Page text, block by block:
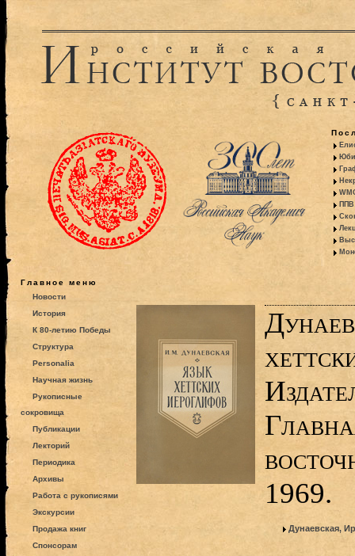
ППВ
Главное меню
Новости
История
К 80-летию Победы
Структура
Personalia
Научная жизнь
Рукописные
сокровища
Публикации
Лекторий
Периодика
Архивы
Работа с рукописями
Экскурсии
Продажа книг
Спонсорам
1969.
Дунаевская,